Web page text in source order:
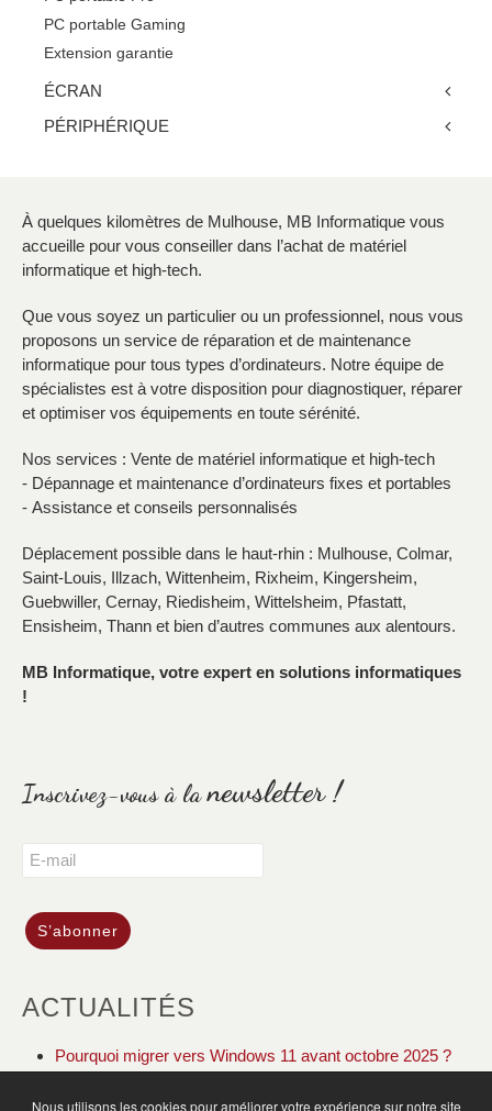
PC portable Gaming
Extension garantie
ÉCRAN
PÉRIPHÉRIQUE
À quelques kilomètres de Mulhouse, MB Informatique vous
accueille pour vous conseiller dans l’achat de matériel
informatique et high-tech.
Que vous soyez un particulier ou un professionnel, nous vous
proposons un service de réparation et de maintenance
informatique pour tous types d’ordinateurs. Notre équipe de
spécialistes est à votre disposition pour diagnostiquer, réparer
et optimiser vos équipements en toute sérénité.
Nos services : Vente de matériel informatique et high-tech
- Dépannage et maintenance d’ordinateurs fixes et portables
- Assistance et conseils personnalisés
Déplacement possible dans le haut-rhin : Mulhouse, Colmar,
Saint-Louis, Illzach, Wittenheim, Rixheim, Kingersheim,
Guebwiller, Cernay, Riedisheim, Wittelsheim, Pfastatt,
Ensisheim, Thann et bien d’autres communes aux alentours.
MB Informatique, votre expert en solutions informatiques
!
Inscrivez-vous à lanewsletter !
ACTUALITÉS
Pourquoi migrer vers Windows 11 avant octobre 2025 ?
Nous utilisons les cookies pour améliorer votre expérience sur notre site